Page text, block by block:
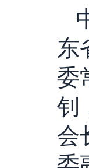
东
委
钊
会